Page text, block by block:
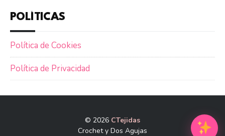
POLÍTICAS
Política de Cookies
Política de Privacidad
© 2026 CTejidas
Crochet y Dos Agujas